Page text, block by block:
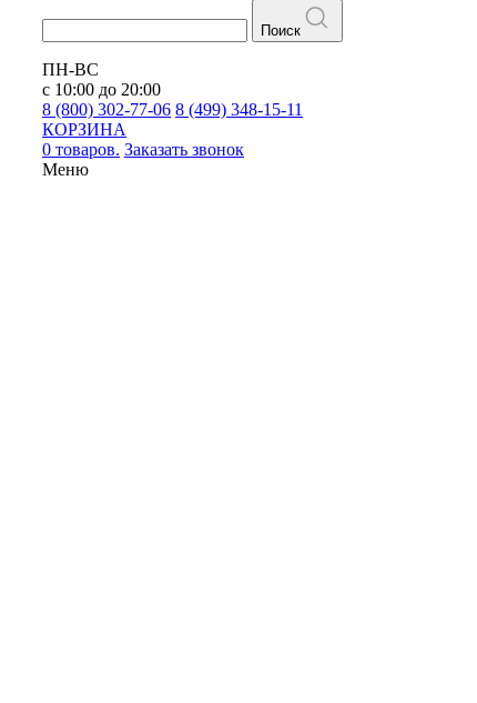
Поиск
ПН-ВС
с 10:00 до 20:00
8 (800) 302-77-06 8 (499) 348-15-11
КОРЗИНА
0 товаров. Заказать звонок
Меню